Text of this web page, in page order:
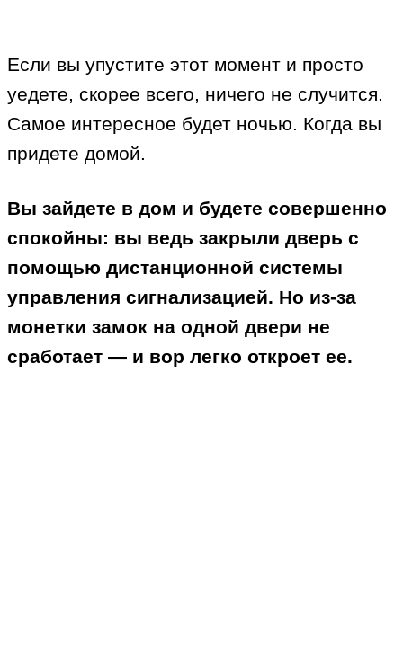
Если вы упустите этот момент и просто
уедете, скорее всего, ничего не случится.
Самое интересное будет ночью. Когда вы
придете домой.
Вы зайдете в дом и будете совершенно
спокойны: вы ведь закрыли дверь с
помощью дистанционной системы
управления сигнализацией. Но из-за
монетки замок на одной двери не
сработает — и вор легко откроет ее.